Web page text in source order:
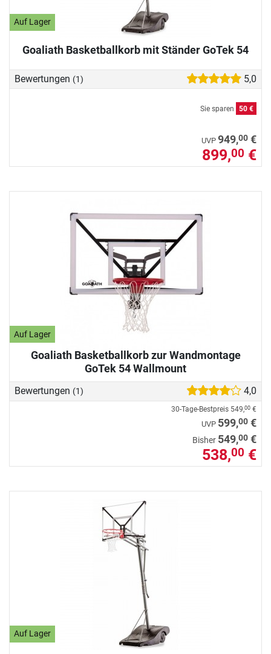
Auf Lager
Goaliath Basketballkorb mit Ständer GoTek 54
Bewertungen (1) 5,0
Sie sparen 50 €
UVP 949,00 €
899,00 €
Auf Lager
Goaliath Basketballkorb zur Wandmontage
GoTek 54 Wallmount
Bewertungen (1) 4,0
30-Tage-Bestpreis 549,00 €
UVP 599,00 €
Bisher 549,00 €
538,00 €
Auf Lager